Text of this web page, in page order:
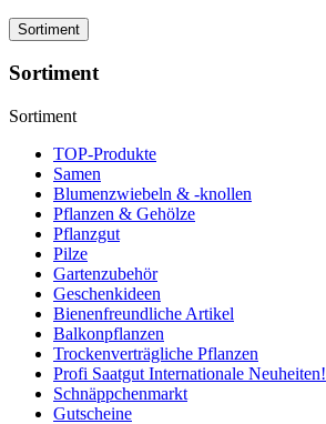
Sortiment
Sortiment
Sortiment
TOP-Produkte
Samen
Blumenzwiebeln & -knollen
Pflanzen & Gehölze
Pflanzgut
Pilze
Gartenzubehör
Geschenkideen
Bienenfreundliche Artikel
Balkonpflanzen
Trockenverträgliche Pflanzen
Profi Saatgut Internationale Neuheiten!
Schnäppchenmarkt
Gutscheine